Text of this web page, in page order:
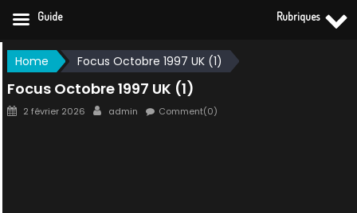
Skip
to
content
Home Focus Octobre 1997 UK (1)
Focus Octobre 1997 UK (1)
Posted
2 février 2026 Author
admin Comment(0)
Guide Rubriques